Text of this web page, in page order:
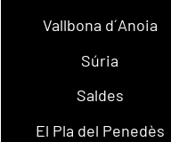
Vallbona d´Anoia
Súria
Saldes
El Pla del Penedès